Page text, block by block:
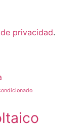
privacidad.